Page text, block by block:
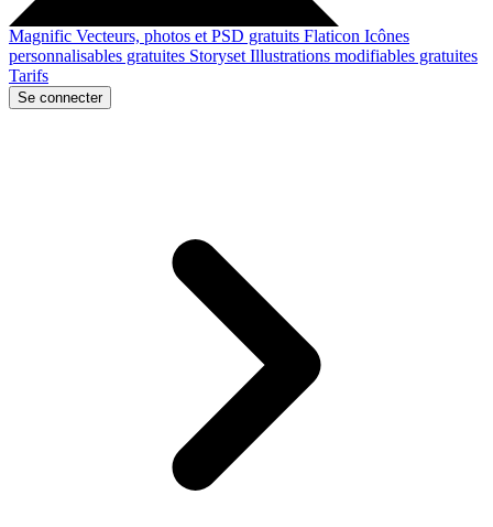
Magnific Vecteurs, photos et PSD gratuits Flaticon Icônes
personnalisables gratuites Storyset Illustrations modifiables gratuites
Tarifs
Se connecter